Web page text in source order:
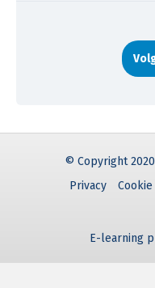
© Copyright
Privacy
E-learning